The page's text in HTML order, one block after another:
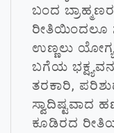
ಬಂದ
ರೀತಿಯಿಂದಲೂ
ಉಣ್ಣಲು
ಬಗೆಯ
ತರಕಾರಿ,
ಸ್ವಾದಿಷ್ಟವಾದ
ಕೂಡಿರದ